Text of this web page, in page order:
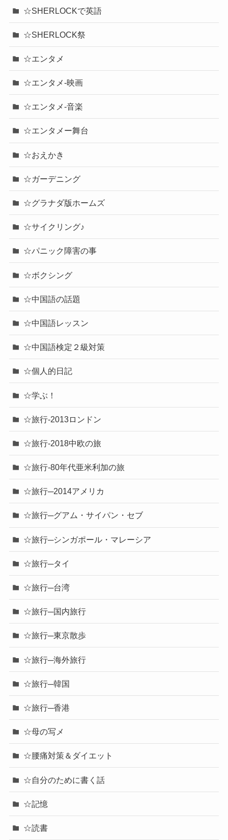
☆SHERLOCKで英語
☆SHERLOCK祭
☆エンタメ
☆エンタメ-映画
☆エンタメ-音楽
☆エンタメー舞台
☆おえかき
☆ガーデニング
☆グラナダ版ホームズ
☆サイクリング♪
☆パニック障害の事
☆ボクシング
☆中国語の話題
☆中国語レッスン
☆中国語検定２級対策
☆個人的日記
☆学ぶ！
☆旅行-2013ロンドン
☆旅行-2018中欧の旅
☆旅行-80年代亜米利加の旅
☆旅行─2014アメリカ
☆旅行─グアム・サイパン・セブ
☆旅行─シンガポール・マレーシア
☆旅行─タイ
☆旅行─台湾
☆旅行─国内旅行
☆旅行─東京散歩
☆旅行─海外旅行
☆旅行─韓国
☆旅行─香港
☆母の写メ
☆腰痛対策＆ダイエット
☆自分のために書く話
☆記憶
☆読書